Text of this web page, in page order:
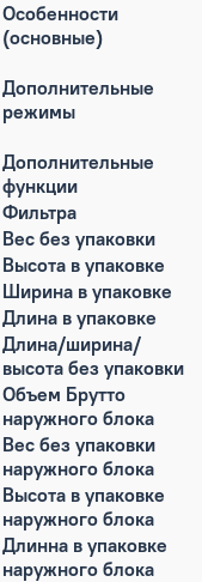
Особенности
(основные)
Дополнительные
режимы
Дополнительные
функции
Фильтра
Вес без упаковки
Высота в упаковке
Ширина в упаковке
Длина в упаковке
Длина/ширина/
высота без упаковки
Объем Брутто
наружного блока
Вес без упаковки
наружного блока
Высота в упаковке
наружного блока
Длинна в упаковке
наружного блока